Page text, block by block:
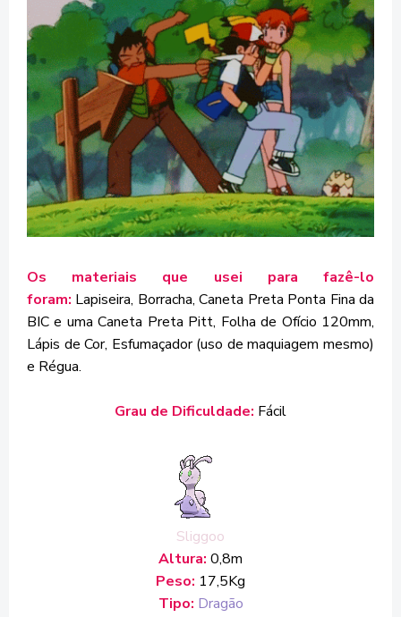
Os materiais que usei para fazê-lo
foram: Lapiseira, Borracha, Caneta Preta Ponta Fina da
BIC e uma Caneta Preta Pitt, Folha de Ofício 120mm,
Lápis de Cor, Esfumaçador (uso de maquiagem mesmo)
e Régua.
Grau de Dificuldade: Fácil
Sliggoo
Altura: 0,8m
Peso: 17,5Kg
Tipo: Dragão